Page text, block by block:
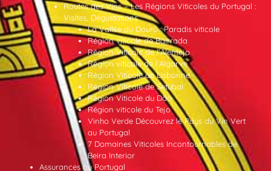
Routes des Vins – Les Régions Viticoles du Portugal :
Visites, Dégustations
La Vallée du Douro : Paradis viticole
Région viticole de Bairrada
Région Viticole de l’Alentejo
Région viticole de l’Algarve
Région Viticole de Lisbonne
Région Viticole de Setúbal
Région Viticole du Dão
Région viticole du Tejo
Vinho Verde Découvrez le Pays du Vin Vert
au Portugal
7 Domaines Viticoles Incontournables de
Beira Interior
Assurances au Portugal